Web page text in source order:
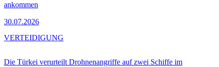
ankommen
30.07.2026
Die Türkei verurteilt Drohnenangriffe auf zwei Schiffe im
VERTEIDIGUNG